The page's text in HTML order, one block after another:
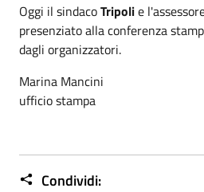
Oggi il sindacoTripolie
presenziato alla conferenza
dagli organizzatori.
Marina Mancini
ufficio stampa
Condividi: